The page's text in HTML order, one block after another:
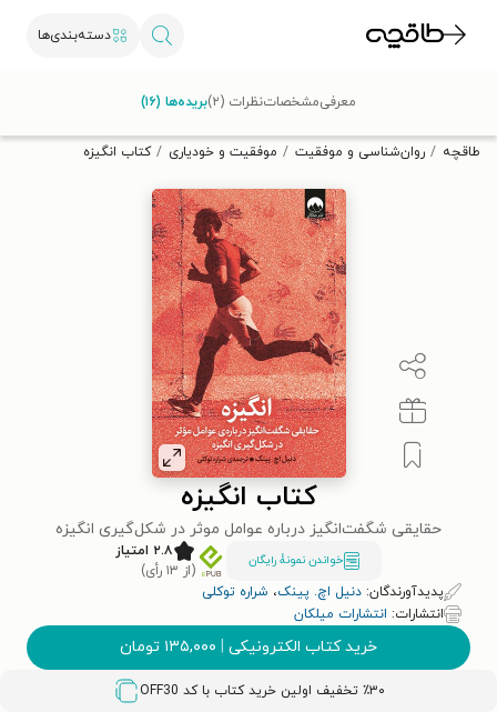
دسته‌بندی‌ها
تخفیف از طاقچه دریافت کن.
طاقچه روان‌شناسی و موفقیت موفقیت و خودیاری کتاب انگیزه
کتاب انگیزه
حقایقی شگفت‌انگیز درباره عوامل موثر در شکل‌گیری انگیزه
خواندن نمونۀ رایگان
۲.۸ امتیاز
(از ۱۳ رأی)
پدیدآورندگان: دنیل اچ. پینک، شراره توکلی
انتشارات: انتشارات میلکان
خرید کتاب الکترونیکی | ۱۳۵,۰۰۰ تومان
٪۳۰ تخفیف اولین خرید کتاب با کد OFF30
معرفیمشخصاتنظرات (۲) بریده‌ها (۱۶)